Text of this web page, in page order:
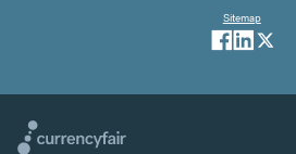
Sitemap